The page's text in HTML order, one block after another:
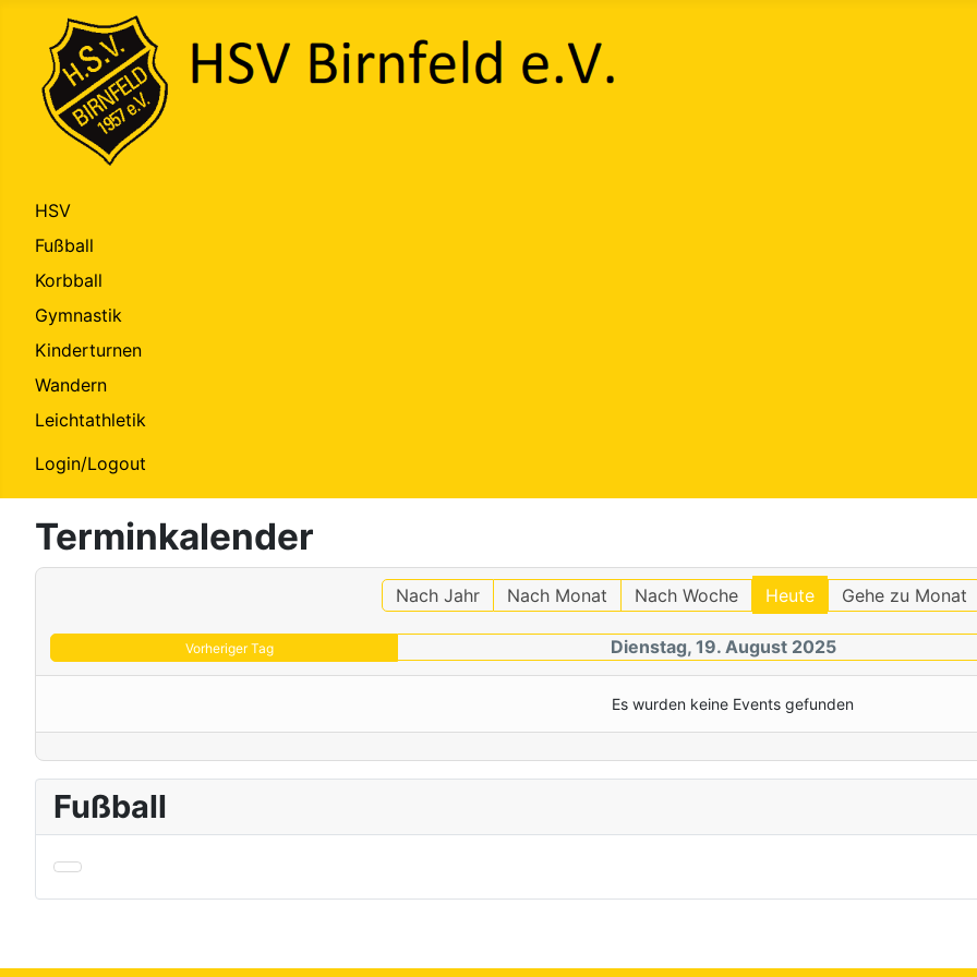
HSV
Fußball
Korbball
Gymnastik
Kinderturnen
Wandern
Leichtathletik
Login/Logout
Terminkalender
Nach Jahr Nach Monat Nach Woche Heute Gehe zu Monat
Vorheriger Tag Dienstag, 19. August 2025
Es wurden keine Events gefunden
Fußball